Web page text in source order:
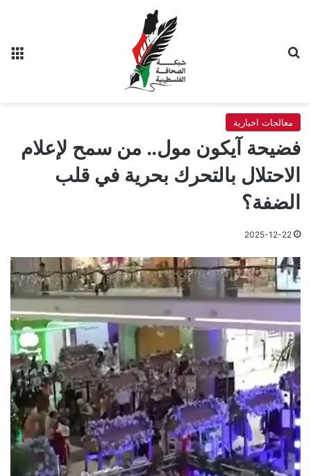
معالجات اخبارية
فضيحة آيكون مول.. من سمح لإعلام
الاحتلال بالتحرك بحرية في قلب
الضفة؟
2025-12-22